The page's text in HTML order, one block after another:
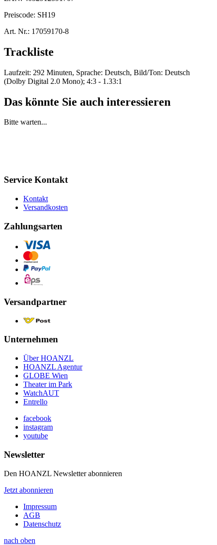
Preiscode: SH19
Art. Nr.: 17059170-8
Trackliste
Laufzeit: 292 Minuten, Sprache: Deutsch, Bild/Ton: Deutsch
(Dolby Digital 2.0 Mono); 4:3 - 1.33:1
Das könnte Sie auch interessieren
Bitte warten...
Service Kontakt
Kontakt
Versandkosten
Zahlungsarten
Versandpartner
Unternehmen
Über HOANZL
HOANZL Agentur
GLOBE Wien
Theater im Park
WatchAUT
Entrello
facebook
instagram
youtube
Newsletter
Den HOANZL Newsletter abonnieren
Jetzt abonnieren
Impressum
AGB
Datenschutz
nach oben